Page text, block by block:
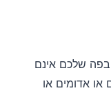
בפה שלכם אינם
אדומים או